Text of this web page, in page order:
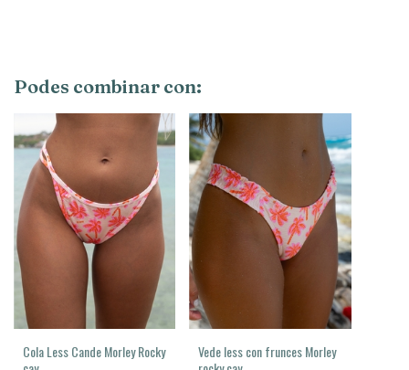
Podes combinar con:
Cola Less Cande Morley Rocky
Vede less con frunces Morley